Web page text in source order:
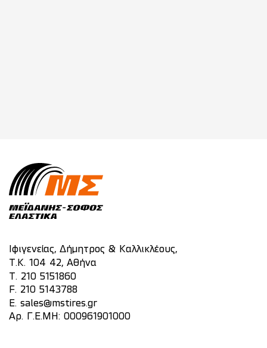
Ιφιγενείας, Δήμητρος & Καλλικλέους,
Τ.Κ. 104 42, Αθήνα
T. 210 5151860
F. 210 5143788
E. sales@mstires.gr
Αρ. Γ.Ε.ΜΗ: 000961901000